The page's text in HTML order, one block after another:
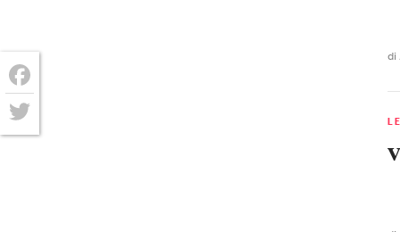
di
Facebook
Twitter